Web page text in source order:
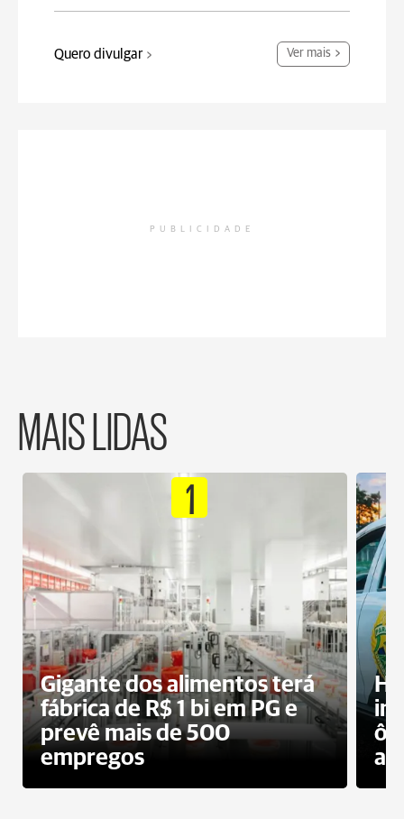
Quero divulgar Ver mais
PUBLICIDADE
MAIS LIDAS
1
Gigante dos alimentos terá
fábrica de R$ 1 bi em PG e
prevê mais de 500
empregos